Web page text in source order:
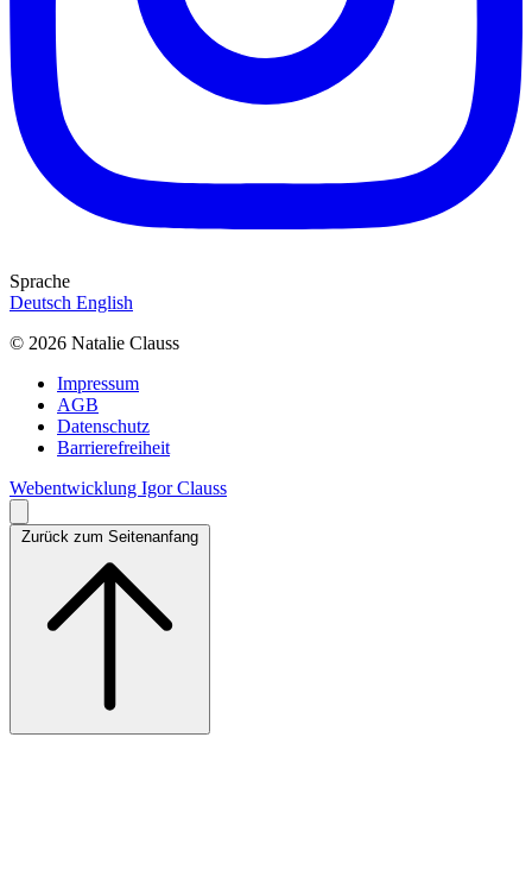
Sprache
Deutsch English
© 2026 Natalie Clauss
Impressum
AGB
Datenschutz
Barrierefreiheit
Webentwicklung Igor Clauss
Zurück zum Seitenanfang